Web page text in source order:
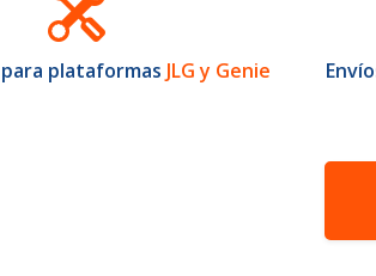
plataformas JLG y Genie